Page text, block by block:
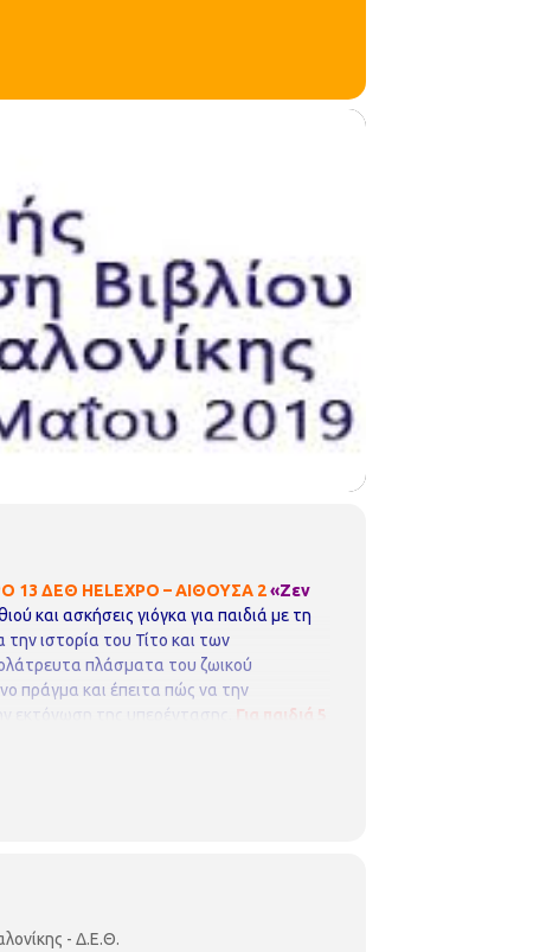
13 ΔΕΘ HELEXPO – ΑΙΘΟΥΣΑ 2«Ζεν
και ασκήσεις γιόγκα για παιδιά με τη
ιστορία του Τίτο και των
πλάσματα του ζωικού
πράγμα και έπειτα πώς να την
εκτόνωση της υπερέντασης.
Για παιδιά 5
- Δ.Ε.Θ.